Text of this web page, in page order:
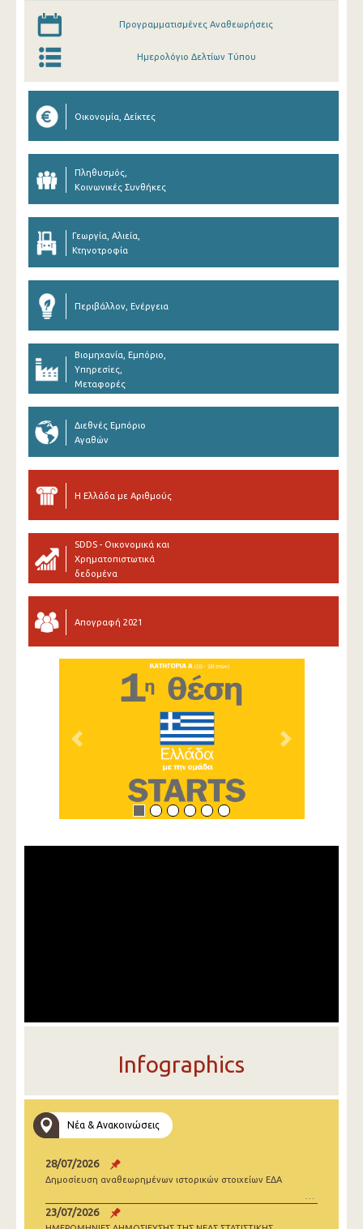
Προγραμματισμένες Αναθεωρήσεις
Ημερολόγιο Δελτίων Τύπου
Οικονομία, Δείκτες
Πληθυσμός,
Κοινωνικές Συνθήκες
Γεωργία, Αλιεία,
Κτηνοτροφία
Περιβάλλον, Ενέργεια
Βιομηχανία, Εμπόριο,
Υπηρεσίες,
Μεταφορές
Διεθνές Εμπόριο
Αγαθών
Η Ελλάδα με Αριθμούς
SDDS - Οικονομικά και
Χρηματοπιστωτικά
δεδομένα
Απογραφή 2021
Previous Next
Infographics
Νέα & Ανακοινώσεις
28/07/2026
Δημοσίευση αναθεωρημένων ιστορικών στοιχείων ΕΔΑ
23/07/2026